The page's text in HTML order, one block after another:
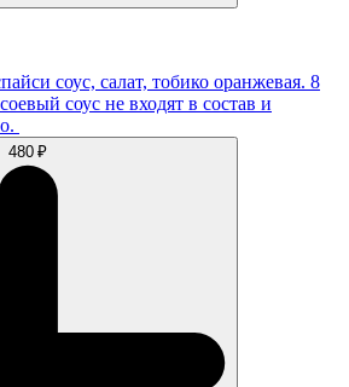
соус, салат, тобико оранжевая. 8
соус не входят в состав и
480 ₽